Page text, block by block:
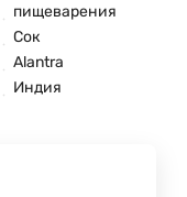
пищеварения
Сок
Alantra
Индия